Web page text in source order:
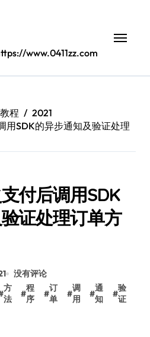
www.0411zz.com
程
2021
用SDK的异步通知及验证处理
付后调用SDK
证处理订单方
没有评论
方
法
#
程
序
#
订
单
#
调
用
#
通
知
#
验
证